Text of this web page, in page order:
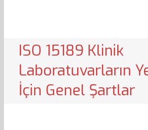
ISO 15189 Klinik
Laboratuvarların
İçin Genel Şartlar